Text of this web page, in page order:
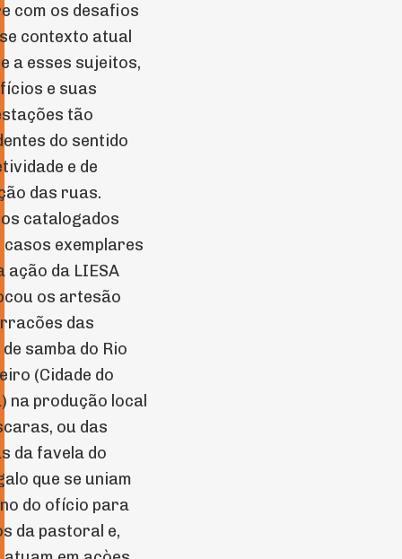
com os desafios
contexto atual
a esses sujeitos,
e suas
tão
do sentido
e de
das ruas.
catalogados
casos exemplares
ação da LIESA
os artesão
das
samba do Rio
(Cidade do
na produção local
ou das
da favela do
que se uniam
do ofício para
da pastoral e,